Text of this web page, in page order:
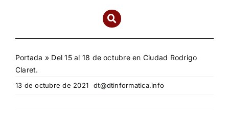
Portada » Del 15 al 18 de octubre en Ciudad Rodrigo
Claret.
13 de octubre de 2021 dt@dtinformatica.info